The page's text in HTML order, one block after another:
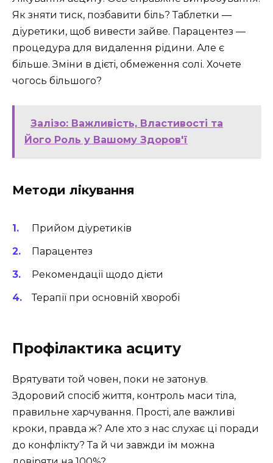
Як зняти тиск, позбавити біль? Таблетки —
діуретики, щоб вивести зайве. Парацентез —
процедура для видалення рідини. Але є
більше. Зміни в дієті, обмеження солі. Хочете
чогось більшого?
Залізо: Важливість, Властивості та
Його Роль у Вашому Здоров'ї
Методи лікування
Прийом діуретиків
Парацентез
Рекомендації щодо дієти
Терапії при основній хворобі
Профілактика асциту
Врятувати той човен, поки не затонув.
Здоровий спосіб життя, контроль маси тіла,
правильне харчування. Прості, але важливі
кроки, правда ж? Але хто з нас слухає ці поради
до конфлікту? Та й чи завжди їм можна